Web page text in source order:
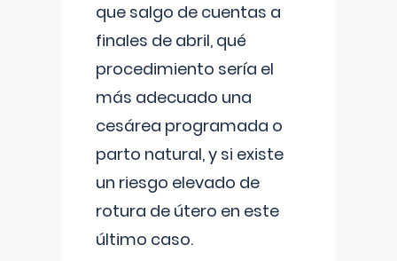
que salgo de cuentas a
finales de abril, qué
procedimiento sería el
más adecuado una
cesárea programada o
parto natural, y si existe
un riesgo elevado de
rotura de útero en este
último caso.